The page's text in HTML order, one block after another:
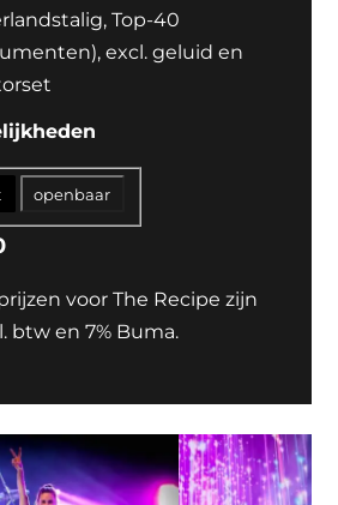
Top-40
excl. geluid en
openbaar
voor The Recipe zijn
btw en 7% Buma.